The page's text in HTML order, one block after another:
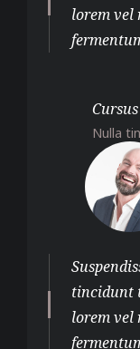
lorem vel
Cursus
Nulla
tincidunt
lorem vel